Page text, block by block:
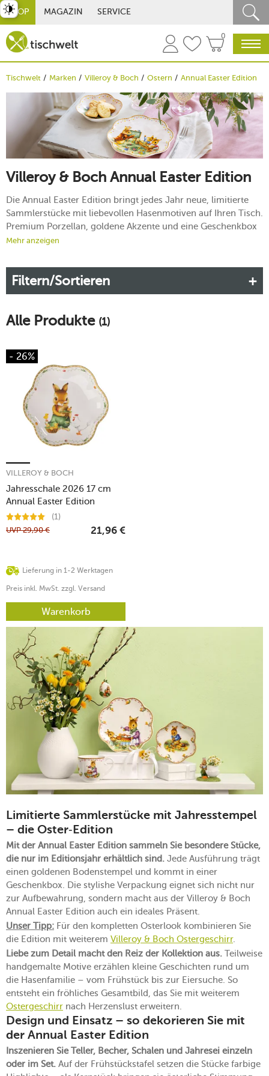
SHOP MAGAZIN SERVICE
0
Tischwelt Marken Villeroy & Boch Ostern Annual Easter Edition
Villeroy & Boch Annual Easter Edition
Die Annual Easter Edition bringt jedes Jahr neue, limitierte
Sammlerstücke mit liebevollen Hasenmotiven auf Ihren Tisch.
Premium Porzellan, goldene Akzente und eine Geschenkbox
mit Jahresstempel machen die Edition zum perfekten Präsent
Mehr erfahren!
Mehr anzeigen
Filtern/Sortieren
Alle Produkte (1)
- 26%
Jahresschale 2026 17 cm
Annual Easter Edition
VILLEROY & BOCH
(1)
Lieferung in 1-2 Werktagen
UVP29,90 € 21,96 €
Preis inkl. MwSt. zzgl. Versand
Warenkorb
Limitierte Sammlerstücke mit Jahresstempel
– die Oster‑Edition
Mit der Annual Easter Edition sammeln Sie besondere Stücke,
die nur im Editionsjahr erhältlich sind. Jede Ausführung trägt
einen goldenen Bodenstempel und kommt in einer
Geschenkbox. Die stylishe Verpackung eignet sich nicht nur
zur Aufbewahrung, sondern macht aus der Villeroy & Boch
Annual Easter Edition auch ein ideales Präsent.
Unser Tipp: Für den kompletten Osterlook kombinieren Sie
die Edition mit weiterem Villeroy & Boch Ostergeschirr.
Liebe zum Detail macht den Reiz der Kollektion aus. Teilweise
handgemalte Motive erzählen kleine Geschichten rund um
die Hasenfamilie – vom Frühstück bis zur Eiersuche. So
entsteht ein fröhliches Gesamtbild, das Sie mit weiterem
Ostergeschirr nach Herzenslust erweitern.
Design und Einsatz – so dekorieren Sie mit
der Annual Easter Edition
Inszenieren Sie Teller, Becher, Schalen und Jahresei einzeln
oder im Set. Auf der Frühstückstafel setzen die Stücke farbige
umschalten